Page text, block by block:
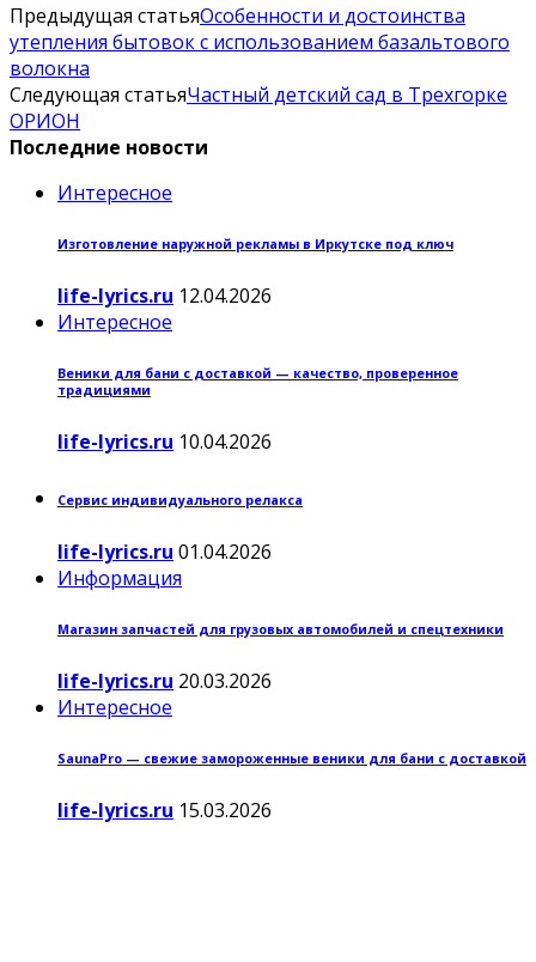
Предыдущая статьяОсобенности и достоинства
утепления бытовок с использованием базальтового
волокна
Следующая статьяЧастный детский сад в Трехгорке
ОРИОН
Последние новости
Интересное
Изготовление наружной рекламы в Иркутске под ключ
life-lyrics.ru 12.04.2026
Интересное
Веники для бани с доставкой — качество, проверенное
традициями
life-lyrics.ru 10.04.2026
Сервис индивидуального релакса
life-lyrics.ru 01.04.2026
Информация
Магазин запчастей для грузовых автомобилей и спецтехники
life-lyrics.ru 20.03.2026
Интересное
SaunaPro — свежие замороженные веники для бани с доставкой
life-lyrics.ru 15.03.2026